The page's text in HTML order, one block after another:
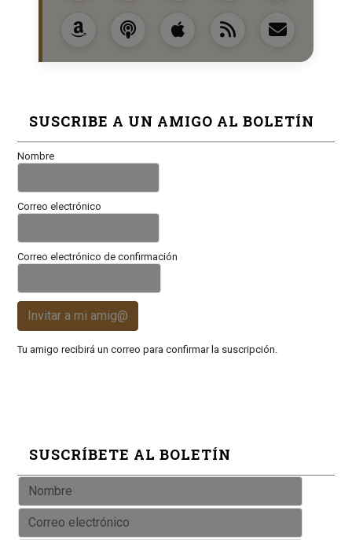
SUSCRIBE A UN AMIGO AL BOLETÍN
Nombre
Correo electrónico
Correo electrónico de confirmación
Invitar a mi amig@
Tu amigo recibirá un correo para confirmar la suscripción.
SUSCRÍBETE AL BOLETÍN